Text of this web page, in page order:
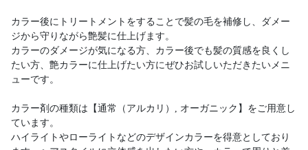
カラー後にトリートメントをすることで髪の毛を補修し、ダメー
ジから守りながら艶髪に仕上げます。
カラーのダメージが気になる方、カラー後でも髪の質感を良くし
たい方、艶カラーに仕上げたい方にぜひお試しいただきたいメニ
ューです。
カラー剤の種類は【通常（アルカリ）, オーガニック】をご用意し
ています。
ハイライトやローライトなどのデザインカラーを得意としており